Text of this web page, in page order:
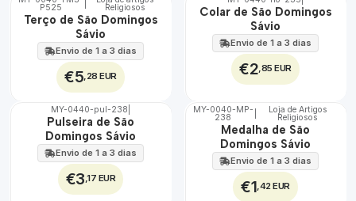
🇵🇹
100%
P525 Religiosos
Terço de São Domingos
Sávio
Envio de 1 a 3 dias
€5,28 EUR
🇵🇹
Colar de São Domingos
Sávio
Envio de 1 a 3 dias
€2,85 EUR
100%
MY-0440-pul-238
Pulseira de São
Domingos Sávio
Envio de 1 a 3 dias
€3,17 EUR
🇵🇹
100%
MY-0040-MP-
238
Loja de Artigos
Religiosos
Medalha de São
Domingos Sávio
Envio de 1 a 3 dias
€1,42 EUR